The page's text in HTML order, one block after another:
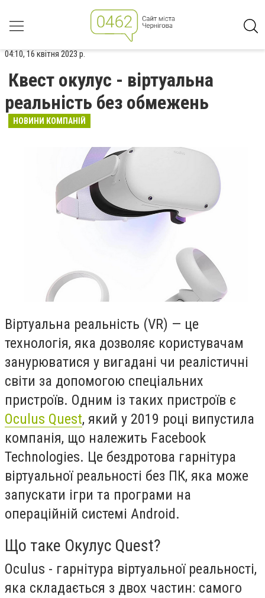
04:10, 16 квітня 2023 р.
Квест окулус - віртуальна
реальність без обмежень
НОВИНИ КОМПАНІЙ
Віртуальна реальність (VR) — це
технологія, яка дозволяє користувачам
занурюватися у вигадані чи реалістичні
світи за допомогою спеціальних
пристроїв. Одним із таких пристроїв є
Oculus Quest, який у 2019 році випустила
компанія, що належить Facebook
Technologies. Це бездротова гарнітура
віртуальної реальності без ПК, яка може
запускати ігри та програми на
операційній системі Android.
Що таке Окулус Quest?
Oculus - гарнітура віртуальної реальності,
яка складається з двох частин: самого